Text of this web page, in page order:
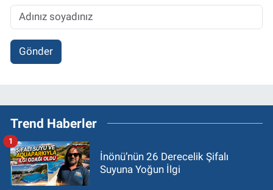
Gönder
Trend Haberler
İnönü’nün 26 Derecelik Şifalı
Suyuna Yoğun İlgi
1